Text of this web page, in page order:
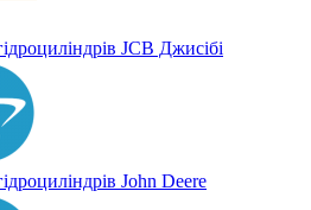
JCB Джисібі
John Deere